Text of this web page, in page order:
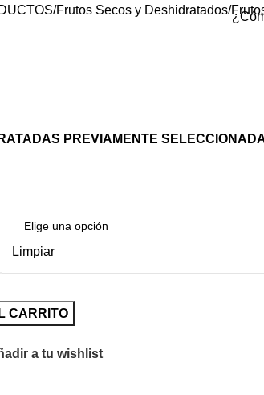
Frutos Secos y Deshidratados
PREVIAMENTE
Limpiar
CARRITO
a tu wishlist